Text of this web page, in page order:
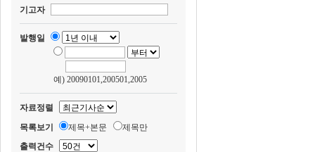
기고자
발행일
예) 20090101,200501,2005
자료정렬
목록보기
제목+본문
제목만
출력건수